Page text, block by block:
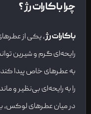
چرا باکارات رژ ؟
باکارات رژ، یکی از
رایحه‌ای گرم و شیرین
به عطرهای خاص پیدا کند.
را به رایحه‌ای بی‌نظیر و
در میان عطرهای لوکس،